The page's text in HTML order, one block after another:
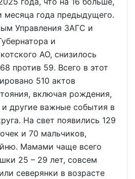
месяца года предыдущего.
Управления ЗАГС и
и
АО, снизилось
против 59. Всего в этот
510 актов
включая рождения,
другие важные события в
На свет появились 129
и 70 мальчиков,
Мамами чаще всего
25 – 29 лет, совсем
северянки в возрасте